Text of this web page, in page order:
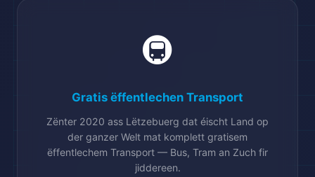
🛫
🚇
Gratis ëffentlechen Transport
Zënter 2020 ass Lëtzebuerg dat éischt Land op
der ganzer Welt mat komplett gratisem
ëffentlechem Transport — Bus, Tram an Zuch fir
jiddereen.